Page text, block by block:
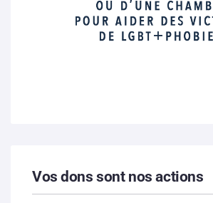
Vos dons sont nos actions